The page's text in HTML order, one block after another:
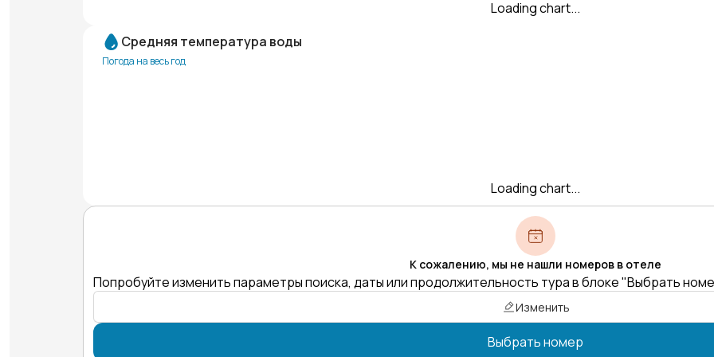
Loading chart...
Средняя температура воды
Погода на весь год
Loading chart...
К сожалению, мы не нашли номеров в отеле
Попробуйте изменить параметры поиска, даты или продолжительность тура в блоке "Выбрать
Изменить
Выбрать номер